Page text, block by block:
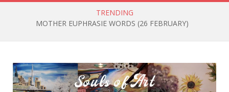
TRENDING
MOTHER EUPHRASIE WORDS (26 FEBRUARY)